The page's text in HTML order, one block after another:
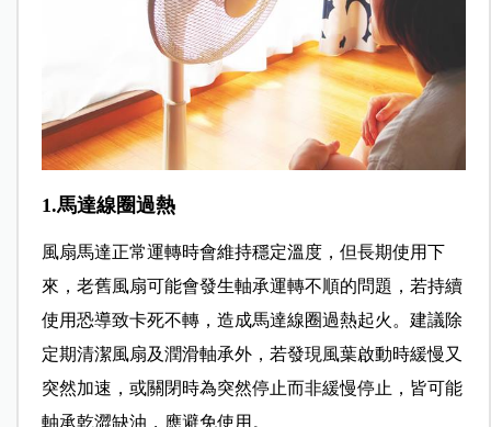
1.馬達線圈過熱
風扇馬達正常運轉時會維持穩定溫度，但長期使用下
來，老舊風扇可能會發生軸承運轉不順的問題，若持續
使用恐導致卡死不轉，造成馬達線圈過熱起火。建議除
定期清潔風扇及潤滑軸承外，若發現風葉啟動時緩慢又
突然加速，或關閉時為突然停止而非緩慢停止，皆可能
軸承乾澀缺油，應避免使用。